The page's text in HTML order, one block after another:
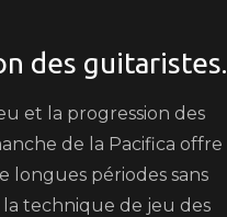
des guitaristes.
et la progression des
de la Pacifica offre
longues périodes sans
technique de jeu des